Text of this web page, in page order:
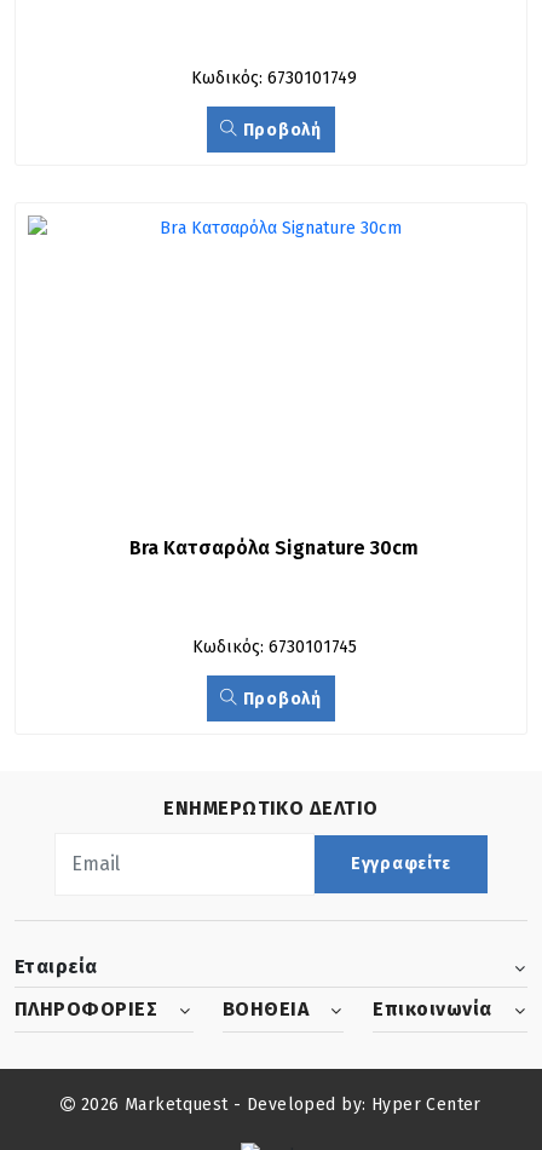
Κωδικός: 6730101749
Προβολή
Bra Κατσαρόλα Signature 30cm
Κωδικός: 6730101745
Προβολή
ΕΝΗΜΕΡΩΤΙΚΟ ΔΕΛΤΙΟ
Εγγραφείτε
Εταιρεία
ΠΛΗΡΟΦΟΡΙΕΣ
ΒΟΗΘΕΙΑ Επικοινωνία
2026 Marketquest - Developed by: Hyper Center